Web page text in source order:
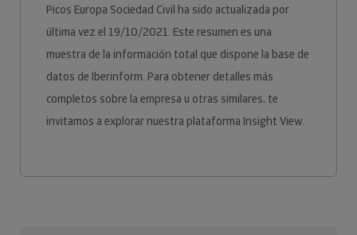
Picos Europa Sociedad Civil ha sido actualizada por
última vez el 19/10/2021. Este resumen es una
muestra de la información total que dispone la base de
datos de Iberinform. Para obtener detalles más
completos sobre la empresa u otras similares, te
invitamos a explorar nuestra plataforma Insight View.